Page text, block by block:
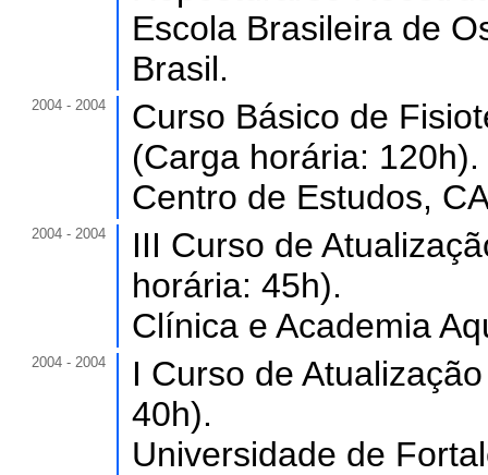
Escola Brasileira de
Brasil.
2004 - 2004
Curso Básico de
(Carga horária: 120h).
Centro de Estudos,
2004 - 2004
III Curso de
horária: 45h).
Clínica e Academia
2004 - 2004
I Curso de
40h).
Universidade de